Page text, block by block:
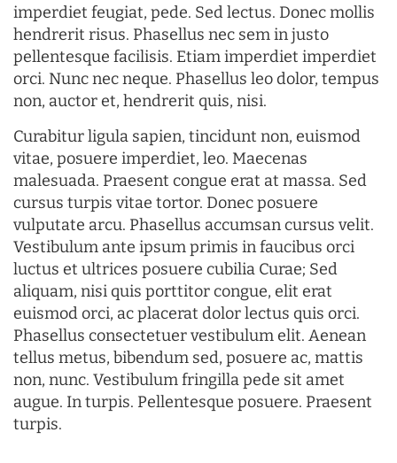
imperdiet feugiat, pede. Sed lectus. Donec mollis
hendrerit risus. Phasellus nec sem in justo
pellentesque facilisis. Etiam imperdiet imperdiet
orci. Nunc nec neque. Phasellus leo dolor, tempus
non, auctor et, hendrerit quis, nisi.
Curabitur ligula sapien, tincidunt non, euismod
vitae, posuere imperdiet, leo. Maecenas
malesuada. Praesent congue erat at massa. Sed
cursus turpis vitae tortor. Donec posuere
vulputate arcu. Phasellus accumsan cursus velit.
Vestibulum ante ipsum primis in faucibus orci
luctus et ultrices posuere cubilia Curae; Sed
aliquam, nisi quis porttitor congue, elit erat
euismod orci, ac placerat dolor lectus quis orci.
Phasellus consectetuer vestibulum elit. Aenean
tellus metus, bibendum sed, posuere ac, mattis
non, nunc. Vestibulum fringilla pede sit amet
augue. In turpis. Pellentesque posuere. Praesent
turpis.